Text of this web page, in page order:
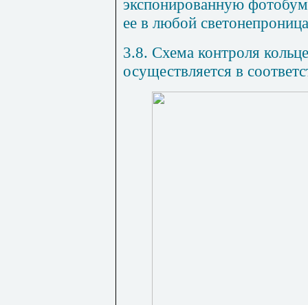
экспонированную
ее в любой
3.8. Схема контроля
осуществляется в